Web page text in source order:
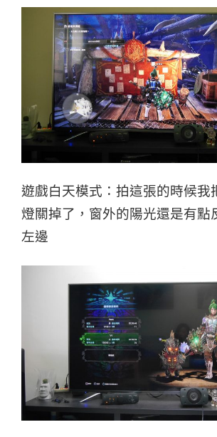
遊戲白天模式：拍這張的時候我
燈關掉了，窗外的陽光還是有點
左邊